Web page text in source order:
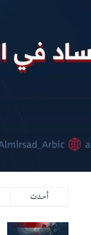
أحدث